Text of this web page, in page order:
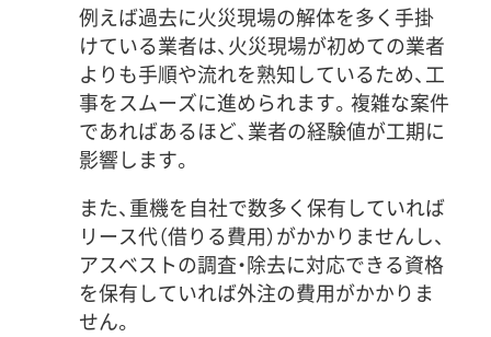
例えば過去に火災現場の解体を多く手掛
けている業者は、火災現場が初めての業者
よりも手順や流れを熟知しているため、工
事をスムーズに進められます。複雑な案件
であればあるほど、業者の経験値が工期に
影響します。
また、重機を自社で数多く保有していれば
リース代（借りる費用）がかかりませんし、
アスベストの調査・除去に対応できる資格
を保有していれば外注の費用がかかりま
せん。